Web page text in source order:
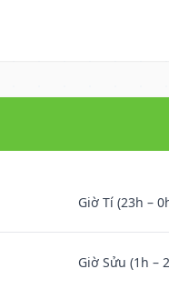
Giờ Tí (23h –
Giờ Sửu (1h –